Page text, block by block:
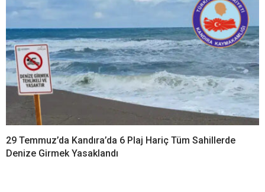
29 Temmuz’da Kandıra’da 6 Plaj Hariç Tüm Sahillerde
Denize Girmek Yasaklandı